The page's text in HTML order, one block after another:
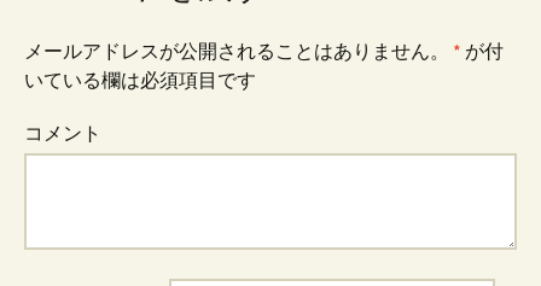
メールアドレスが公開されることはありません。 * が付
いている欄は必須項目です
コメント